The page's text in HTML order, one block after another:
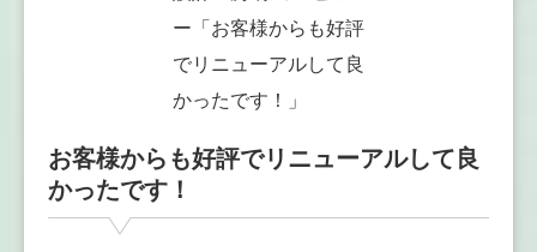
お客様からも好評でリニューアルして良
かったです！